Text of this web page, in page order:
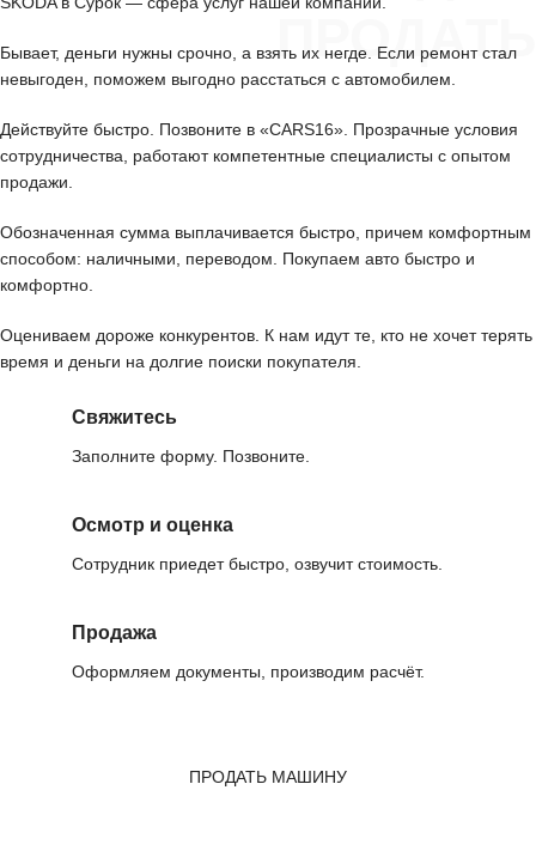
ПРОДАТЬ
Бывает, деньги нужны срочно, а взять их негде. Если ремонт стал
невыгоден, поможем выгодно расстаться с автомобилем.
Действуйте быстро. Позвоните в «CARS16». Прозрачные условия
сотрудничества, работают компетентные специалисты с опытом
продажи.
Обозначенная сумма выплачивается быстро, причем комфортным
способом: наличными, переводом. Покупаем авто быстро и
комфортно.
Оцениваем дороже конкурентов. К нам идут те, кто не хочет терять
время и деньги на долгие поиски покупателя.
Свяжитесь
Заполните форму. Позвоните.
Осмотр и оценка
Сотрудник приедет быстро, озвучит стоимость.
Продажа
Оформляем документы, производим расчёт.
ПРОДАТЬ МАШИНУ